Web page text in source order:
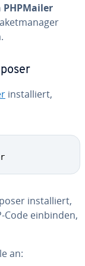
in­stal­liert,
in­stal­liert,
Code einbinden,
an: